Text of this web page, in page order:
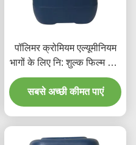
पॉलिमर क्रोमियम एल्यूमीनियम
भागों के लिए नि: शुल्क फिल्म धातु
Pretreatment रसायन एजेंट
सबसे अच्छी कीमत पाएं